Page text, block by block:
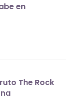
en
The Rock